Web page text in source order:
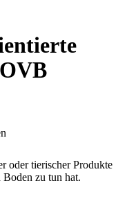
oder tierischer Produkte
zu tun hat.